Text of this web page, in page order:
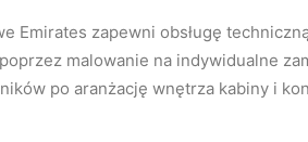
Emirates zapewni obsługę
malowanie na indywidualne
po aranżację wnętrza kabiny i